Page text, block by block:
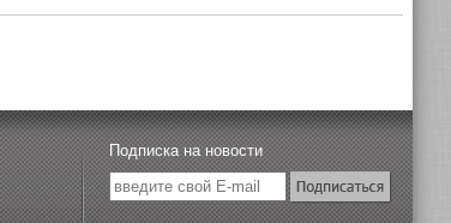
Подписка на новости